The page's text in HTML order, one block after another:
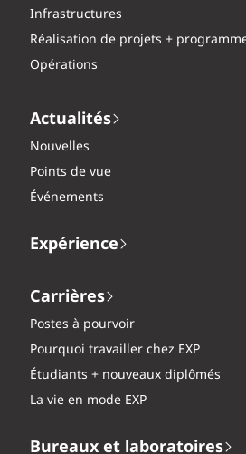
Infrastructures
Réalisation de projets +
Opérations
Actualités
Nouvelles
Points de vue
Événements
Expérience
Carrières
Postes à pourvoir
Pourquoi travailler chez EXP
Étudiants + nouveaux diplômés
La vie en mode EXP
Bureaux et laboratoires